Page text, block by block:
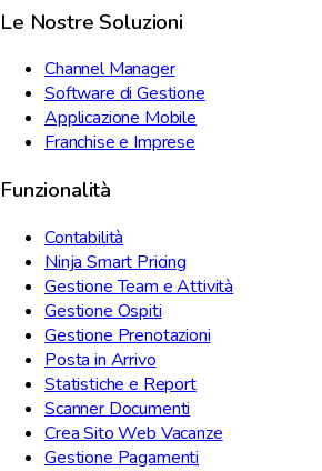
Le Nostre Soluzioni
Channel Manager
Software di Gestione
Applicazione Mobile
Franchise e Imprese
Funzionalità
Contabilità
Ninja Smart Pricing
Gestione Team e Attività
Gestione Ospiti
Gestione Prenotazioni
Posta in Arrivo
Statistiche e Report
Scanner Documenti
Crea Sito Web Vacanze
Gestione Pagamenti